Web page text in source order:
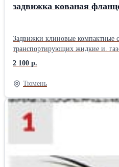
задвижка кованая
Задвижки клиновые компактные стальные кованные 31с45нж (ЗКС) Задвижки клиновые
транспортирующих жидкие и.
приварку внахлест. Чертеж задвижки клиновой компактной 31с45нж (ЗКС) Крышка на болтах: Z41H(锻BB).jpg Сварная крышка: Z41H(锻WB).jpg Материалы основных деталей № Наименование Детали
Материал 1 Корпус A105 2
ушком Ст.35 12 Гайка Ст.45 13 Гайка шпинделя
100 162 2.8 20 12.7 150 105 75
180 145 4-ф18 200 357 23 Ру, МПа Ду, мм d L D D1 n-фd W H≈ Приблиз. вес, кг 2,5 15 10 130 95 65 4-ф14 100 162 3 20 12.7 150 105 75 4-ф14 100 162 3.5 25 19.1 160 115 85 4-ф14 125 211 5.5 32 24 180 135 100 4-
ф18 125 238 6.8 40 31.8 200 145
ф14 100 162 3.6 20 12.7 150 105
280 180 145 8-ф18 200 357 26.2
282 19.5 65 50.8 280 220 170 8-
2 100 р.
Тюмень